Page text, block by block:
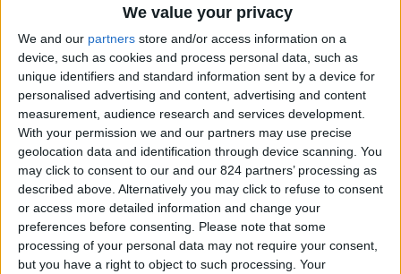
We value your privacy
We and our partners store and/or access information on a
device, such as cookies and process personal data, such as
unique identifiers and standard information sent by a device for
personalised advertising and content, advertising and content
measurement, audience research and services development.
With your permission we and our partners may use precise
geolocation data and identification through device scanning. You
may click to consent to our and our 824 partners’ processing as
described above. Alternatively you may click to refuse to consent
or access more detailed information and change your
preferences before consenting.
Please note that some
processing of your personal data may not require your consent,
but you have a right to object to such processing. Your
strutture ricettive di diverso tipo: case vacanze,
bed and breakfast, affittacamere e piccoli
boutique hotel. Ce ne parla nella seguente
intervista.